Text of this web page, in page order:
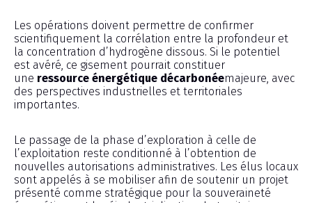
Les opérations doivent permettre de confirmer
scientifiquement la corrélation entre la profondeur et
la concentration d’hydrogène dissous. Si le potentiel
est avéré, ce gisement pourrait constituer
une ressource énergétique décarbonéemajeure, avec
des perspectives industrielles et territoriales
importantes.
Le passage de la phase d’exploration à celle de
l’exploitation reste conditionné à l’obtention de
nouvelles autorisations administratives. Les élus locaux
sont appelés à se mobiliser afin de soutenir un projet
présenté comme stratégique pour la souveraineté